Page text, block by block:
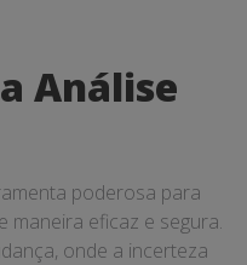
Análise
poderosa para
maneira eficaz e segura.
onde a incerteza